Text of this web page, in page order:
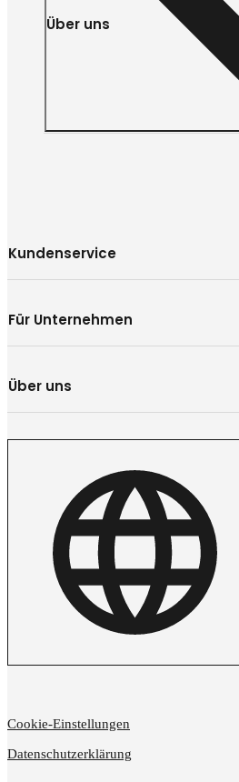
Über uns
Kundenservice
Für Unternehmen
Über uns
Cookie-Einstellungen
Datenschutzerklärung